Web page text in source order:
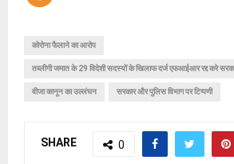
कोरोना फैलाने का आरोप
तब्लीगी जमात के 29 विदेशी सदस्यों के खिलाफ दर्ज एफआईआर रद्द करे
वीजा कानून का उल्लंघन सरकार और पुलिस विभाग पर टिप्पणी
SHARE 0